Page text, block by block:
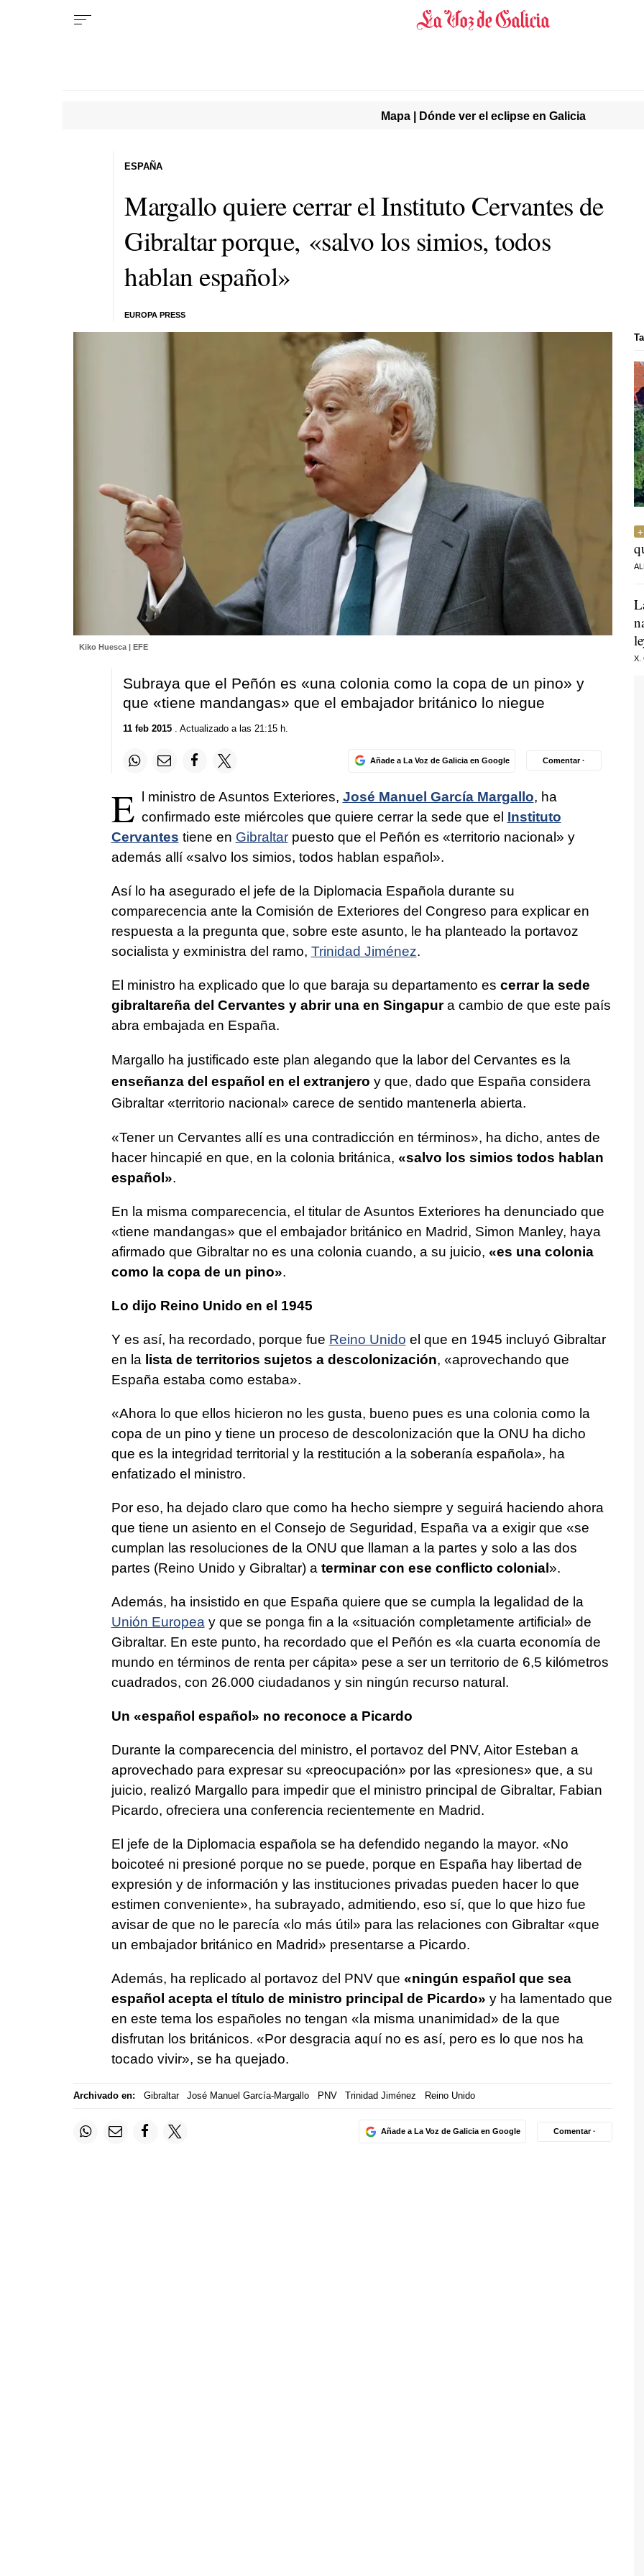
Mapa | Dónde ver el eclipse en Galicia
Margallo quiere cerrar el Instituto Cervantes de
Gibraltar porque, «salvo los simios, todos
hablan español»
EUROPA PRESS
ESPAÑA
Kiko Huesca | EFE
Subraya que el Peñón es «una colonia como la copa de un pino» y
que «tiene mandangas» que el embajador británico lo niegue
11 feb 2015. Actualizado a las 21:15 h.
Añade a La Voz de Galicia en Google Comentar ·
E l ministro de Asuntos Exteriores, José Manuel García Margallo, ha
confirmado este miércoles que quiere cerrar la sede que el Instituto
Cervantes tiene en Gibraltarpuesto que el Peñón es «territorio nacional» y
además allí «salvo los simios, todos hablan español».
Así lo ha asegurado el jefe de la Diplomacia Española durante su
comparecencia ante la Comisión de Exteriores del Congreso para explicar en
respuesta a la pregunta que, sobre este asunto, le ha planteado la portavoz
socialista y exministra del ramo, Trinidad Jiménez.
El ministro ha explicado que lo que baraja su departamento es cerrar la sede
gibraltareña del Cervantes y abrir una en Singapura cambio de que este país
abra embajada en España.
Margallo ha justificado este plan alegando que la labor del Cervantes es la
enseñanza del español en el extranjero y que, dado que España considera
Gibraltar «territorio nacional» carece de sentido mantenerla abierta.
«Tener un Cervantes allí es una contradicción en términos», ha dicho, antes de
hacer hincapié en que, en la colonia británica, «salvo los simios todos hablan
español».
En la misma comparecencia, el titular de Asuntos Exteriores ha denunciado que
«tiene mandangas» que el embajador británico en Madrid, Simon Manley, haya
afirmado que Gibraltar no es una colonia cuando, a su juicio, «es una colonia
como la copa de un pino».
Lo dijo Reino Unido en el 1945
Y es así, ha recordado, porque fue Reino Unido el que en 1945 incluyó Gibraltar
en la lista de territorios sujetos a descolonización, «aprovechando que
España estaba como estaba».
«Ahora lo que ellos hicieron no les gusta, bueno pues es una colonia como la
copa de un pino y tiene un proceso de descolonización que la ONU ha dicho
que es la integridad territorial y la restitución a la soberanía española», ha
enfatizado el ministro.
Por eso, ha dejado claro que como ha hecho siempre y seguirá haciendo ahora
que tiene un asiento en el Consejo de Seguridad, España va a exigir que «se
cumplan las resoluciones de la ONU que llaman a la partes y solo a las dos
partes (Reino Unido y Gibraltar) a terminar con ese conflicto colonial».
Además, ha insistido en que España quiere que se cumpla la legalidad de la
Unión Europea y que se ponga fin a la «situación completamente artificial» de
Gibraltar. En este punto, ha recordado que el Peñón es «la cuarta economía de
mundo en términos de renta per cápita» pese a ser un territorio de 6,5 kilómetros
cuadrados, con 26.000 ciudadanos y sin ningún recurso natural.
Un «español español» no reconoce a Picardo
Durante la comparecencia del ministro, el portavoz del PNV, Aitor Esteban a
aprovechado para expresar su «preocupación» por las «presiones» que, a su
juicio, realizó Margallo para impedir que el ministro principal de Gibraltar, Fabian
Picardo, ofreciera una conferencia recientemente en Madrid.
El jefe de la Diplomacia española se ha defendido negando la mayor. «No
boicoteé ni presioné porque no se puede, porque en España hay libertad de
expresión y de información y las instituciones privadas pueden hacer lo que
estimen conveniente», ha subrayado, admitiendo, eso sí, que lo que hizo fue
avisar de que no le parecía «lo más útil» para las relaciones con Gibraltar «que
un embajador británico en Madrid» presentarse a Picardo.
Además, ha replicado al portavoz del PNV que «ningún español que sea
español acepta el título de ministro principal de Picardo» y ha lamentado que
en este tema los españoles no tengan «la misma unanimidad» de la que
disfrutan los británicos. «Por desgracia aquí no es así, pero es lo que nos ha
tocado vivir», se ha quejado.
Archivado en: Gibraltar José Manuel García-Margallo PNV Trinidad Jiménez Reino Unido
Añade a La Voz de Galicia en Google Comentar ·
X.